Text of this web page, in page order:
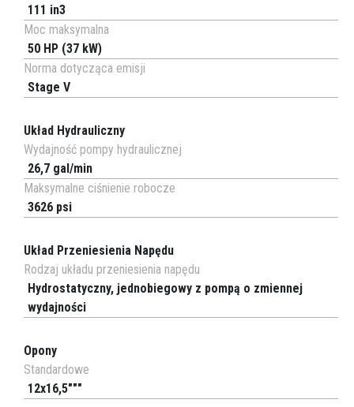
111 in3
Moc maksymalna
50 HP (37 kW)
Norma dotycząca emisji
Stage V
Układ Hydrauliczny
Wydajność pompy hydraulicznej
26,7 gal/min
Maksymalne ciśnienie robocze
3626 psi
Układ Przeniesienia Napędu
Rodzaj układu przeniesienia napędu
Hydrostatyczny, jednobiegowy z pompą o zmiennej
wydajności
Opony
Standardowe
12x16,5"""